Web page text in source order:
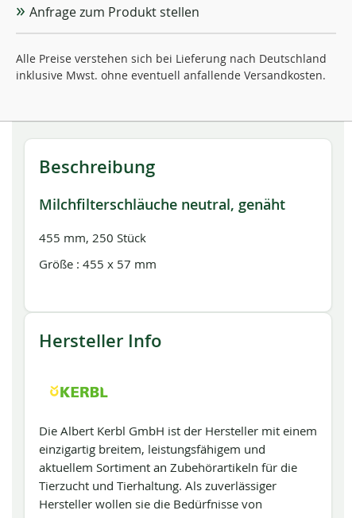
Anfrage zum Produkt stellen
Alle Preise verstehen sich bei Lieferung nach Deutschland
inklusive Mwst. ohne eventuell anfallende Versandkosten.
Beschreibung
Milchfilterschläuche neutral, genäht
455 mm, 250 Stück
Größe : 455 x 57 mm
Hersteller Info
Die Albert Kerbl GmbH ist der Hersteller mit einem
einzigartig breitem, leistungsfähigem und
aktuellem Sortiment an Zubehörartikeln für die
Tierzucht und Tierhaltung. Als zuverlässiger
Hersteller wollen sie die Bedürfnisse von